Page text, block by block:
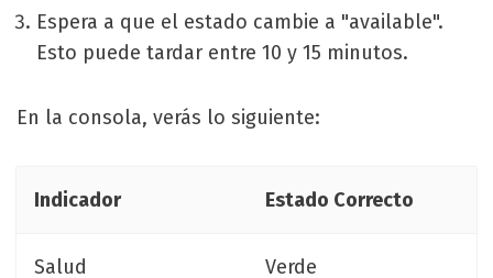
Espera a que el estado cambie a "available".
Esto puede tardar entre 10 y 15 minutos.
En la consola, verás lo siguiente:
Indicador Estado Correcto
Salud Verde